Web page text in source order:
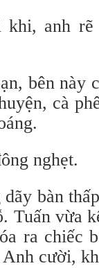
anh rẽ
bên này
cà
nghẹt.
bàn
Tuấn vừa
ra chiếc
cười,